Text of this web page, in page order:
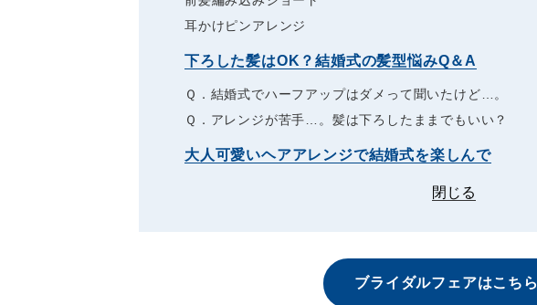
耳かけピンアレンジ
下ろした髪はOK？結婚式の髪型悩みQ＆A
Ｑ．結婚式でハーフアップはダメって聞いたけど…。
Ｑ．アレンジが苦手…。髪は下ろしたままでもいい？
大人可愛いヘアアレンジで結婚式を楽しんで
閉じる
ブライダルフェアはこちら